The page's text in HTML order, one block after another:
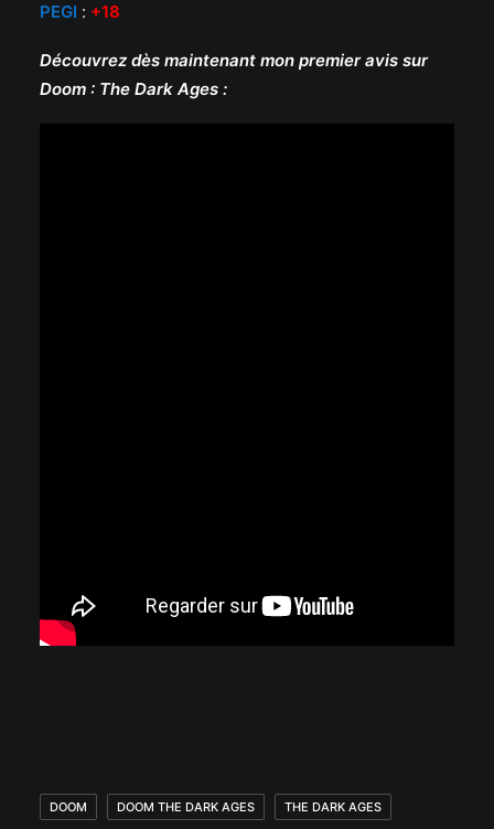
PEGI : +18
Découvrez dès maintenant mon premier avis sur
Doom : The Dark Ages :
DOOM DOOM THE DARK AGES THE DARK AGES